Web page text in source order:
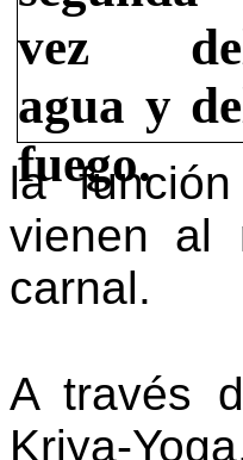
la
vienen al
carnal.
A través
Kriya-